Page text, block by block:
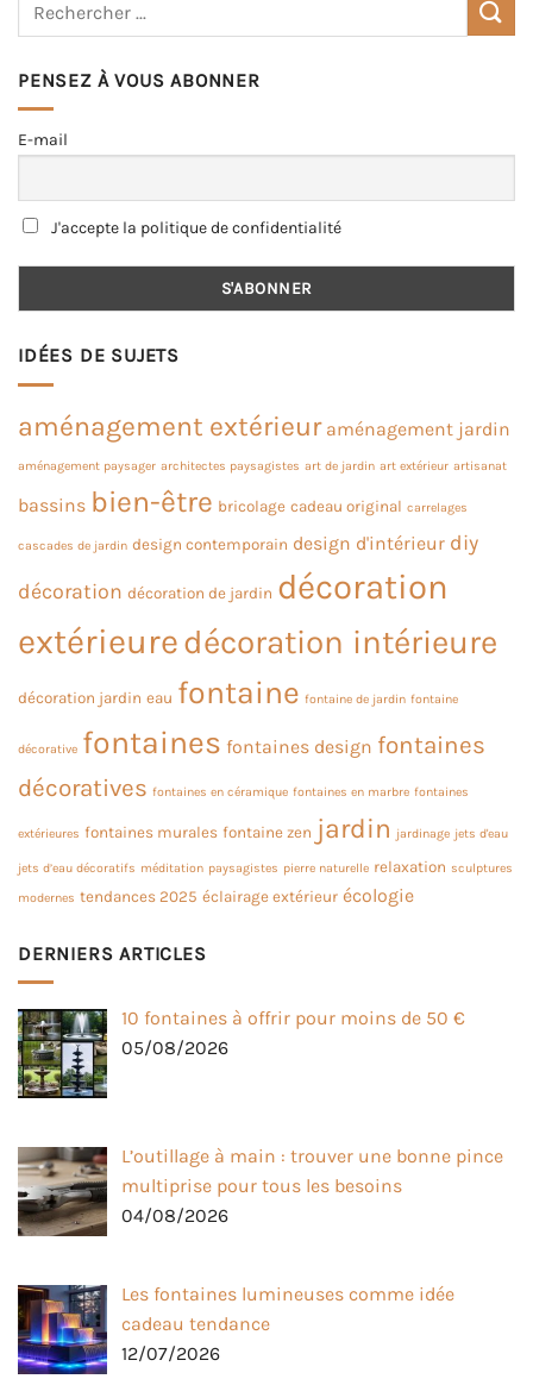
PENSEZ À VOUS ABONNER
E-mail
J'accepte la politique de confidentialité
IDÉES DE SUJETS
aménagement extérieur aménagement jardin
aménagement paysager architectes paysagistes art de jardin art extérieur artisanat
bassins bien-être bricolage cadeau original carrelages
cascades de jardin design contemporain design d'intérieur diy
décoration décoration de jardin décoration
extérieuredécoration intérieure
décoration jardin eau fontaine fontaine de jardin fontaine
décorative fontaines fontaines design fontaines
décoratives fontaines en céramique fontaines en marbre fontaines
extérieures fontaines murales fontaine zen jardin jardinage jets d'eau
jets d’eau décoratifs méditation paysagistes pierre naturelle relaxation sculptures
modernes tendances 2025 éclairage extérieur écologie
DERNIERS ARTICLES
10 fontaines à offrir pour moins de 50 €
05/08/2026
L’outillage à main : trouver une bonne pince
multiprise pour tous les besoins
04/08/2026
Les fontaines lumineuses comme idée
cadeau tendance
12/07/2026